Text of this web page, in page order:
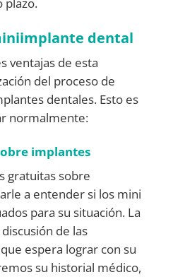
plazo.
dental
ventajas de esta
del proceso de
dentales. Esto es
normalmente:
implantes
gratuitas sobre
a entender si los mini
para su situación. La
de las
espera lograr con su
su historial médico,